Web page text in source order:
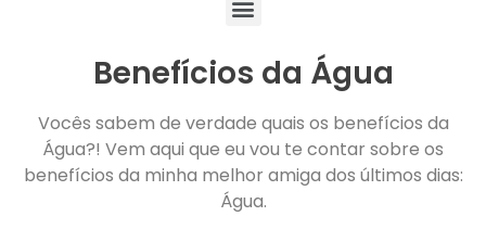
Benefícios da Água
Vocês sabem de verdade quais os benefícios da
Água?! Vem aqui que eu vou te contar sobre os
benefícios da minha melhor amiga dos últimos dias:
Água.